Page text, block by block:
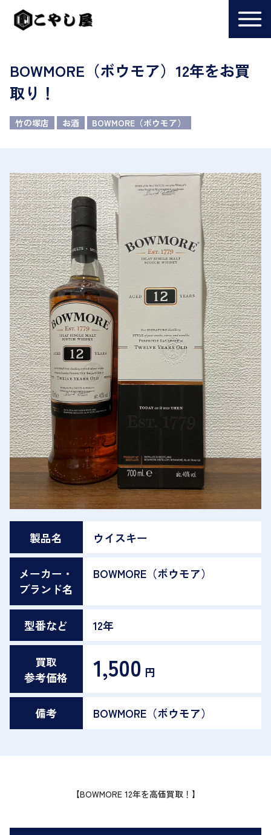
BOWMORE（ボウモア）12年をお買
取り！
竹の塚店 お酒 BOWMORE（ボウモア）
製品名 ウイスキー
メーカー・
ブランド名
BOWMORE（ボウモア）
型番など 12年
買取
参考価格
1,500 円
備考 BOWMORE（ボウモア）
【BOWMORE 12年を高価買取！】